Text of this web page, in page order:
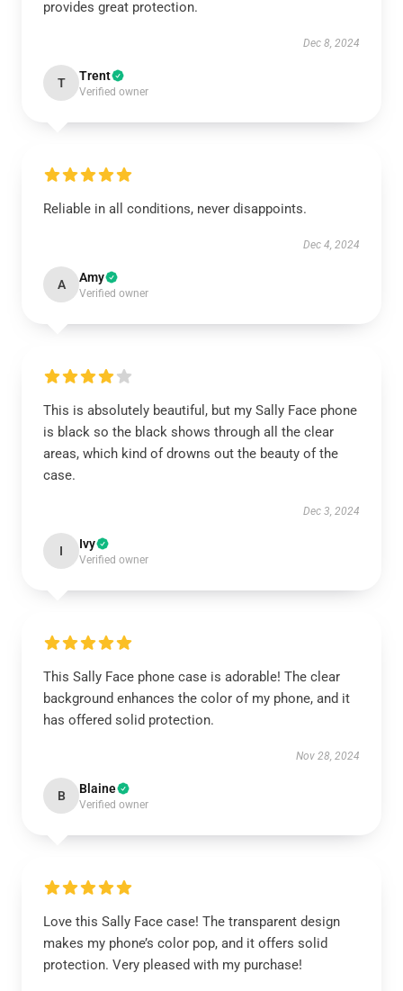
provides great protection.
Dec 8, 2024
T Trent
Verified owner
Reliable in all conditions, never disappoints.
Dec 4, 2024
A Amy
Verified owner
This is absolutely beautiful, but my Sally Face phone
is black so the black shows through all the clear
areas, which kind of drowns out the beauty of the
case.
Dec 3, 2024
I Ivy
Verified owner
This Sally Face phone case is adorable! The clear
background enhances the color of my phone, and it
has offered solid protection.
Nov 28, 2024
B Blaine
Verified owner
Love this Sally Face case! The transparent design
makes my phone’s color pop, and it offers solid
protection. Very pleased with my purchase!